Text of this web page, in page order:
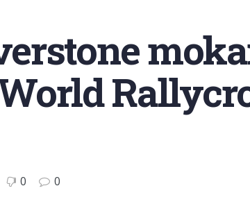
0 0